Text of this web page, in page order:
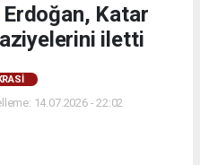
Erdoğan, Katar
iletti
14.07.2026 - 22:02